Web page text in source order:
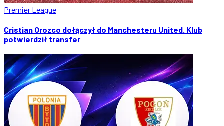
Premier League
Cristian Orozco dołączył do Manchesteru United. Klub
potwierdził transfer